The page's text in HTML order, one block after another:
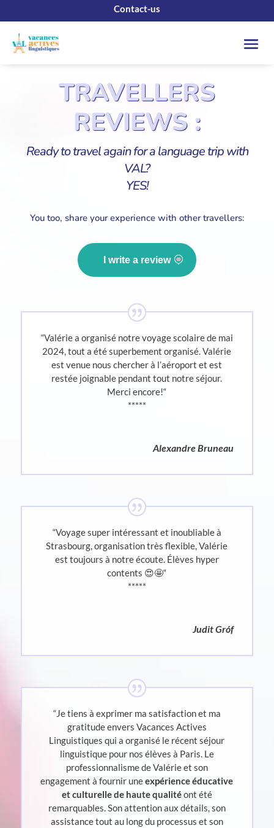
Contact-us
TRAVELLERS
REVIEWS :
Ready to travel again for a language trip with
VAL?
YES!
You too, share your experience with other travellers:
I write a review
“Valérie a organisé notre voyage scolaire de mai
2024, tout a été superbement organisé. Valérie
est venue nous chercher à l’aéroport et est
restée joignable pendant tout notre séjour.
Merci encore!“
*****
Alexandre Bruneau
“Voyage super intéressant et inoubliable à
Strasbourg, organisation très flexible, Valérie
est toujours à notre écoute. Élèves hyper
contents 😍🤩“
*****
Judit Gróf
“Je tiens à exprimer ma satisfaction et ma
gratitude envers Vacances Actives
Linguistiques qui a organisé le récent séjour
linguistique pour nos élèves à Paris. Le
professionnalisme de Valérie et son
engagement à fournir uneexpérience éducative
et culturelle de haute qualitéont été
remarquables. Son attention aux détails, son
assistance tout au long du processus et son